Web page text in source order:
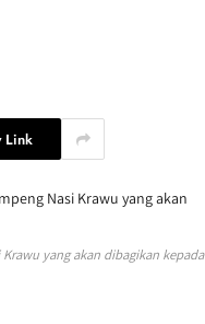
Link
yang akan dibagikan kepada